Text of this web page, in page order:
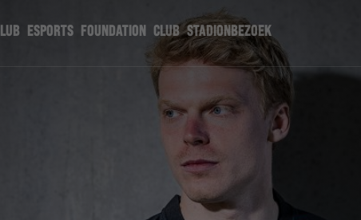
ESPORTS FOUNDATION CLUB STADIONBEZOEK